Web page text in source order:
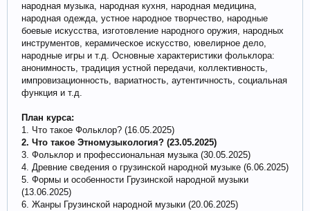
народная музыка, народная кухня, народная медицина,
народная одежда, устное народное творчество, народные
боевые искусства, изготовление народного оружия, народных
инструментов, керамическое искусство, ювелирное дело,
народные игры и т.д. Основные характеристики фольклора:
анонимность, традиция устной передачи, коллективность,
импровизационность, вариатность, аутентичность, социальная
функция и т.д.
План курса:
1. Что такое Фольклор? (16.05.2025)
2. Что такое Этномузыкология? (23.05.2025)
3. Фольклор и профессиональная музыка (30.05.2025)
4. Древние сведения о грузинской народной музыке (6.06.2025)
5. Формы и особенности Грузинской народной музыки
(13.06.2025)
6. Жанры Грузинской народной музыки (20.06.2025)